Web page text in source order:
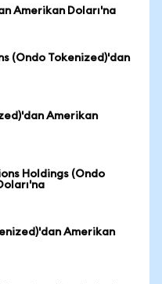
Amerikan Doları'na
(Ondo Tokenized)'dan
Amerikan
Holdings (Ondo
Amerikan